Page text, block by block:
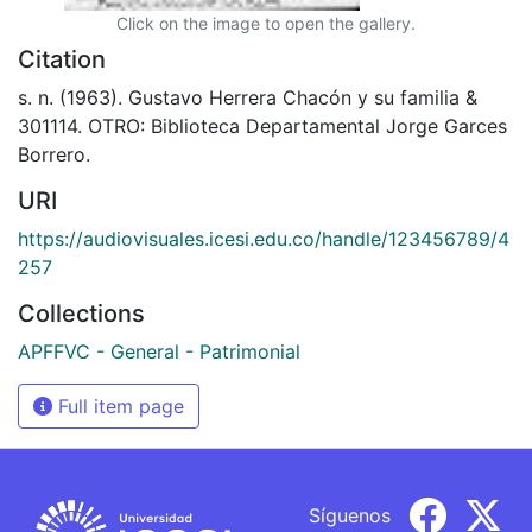
Click on the image to open the gallery.
Citation
s. n. (1963). Gustavo Herrera Chacón y su familia &
301114. OTRO: Biblioteca Departamental Jorge Garces
Borrero.
URI
https://audiovisuales.icesi.edu.co/handle/123456789/4
257
Collections
APFFVC - General - Patrimonial
Full item page
Síguenos